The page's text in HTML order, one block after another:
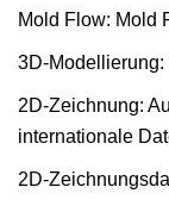
Mold Flow: Mold
3D-
2D-Zeichnung:
internationale
2D-